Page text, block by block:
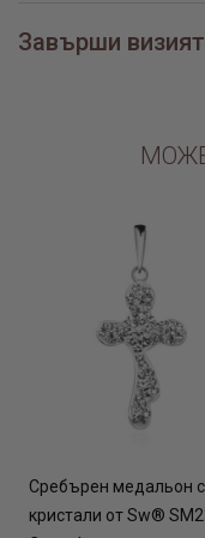
Завърши
Сребърен медальон с
кристали от Sw®